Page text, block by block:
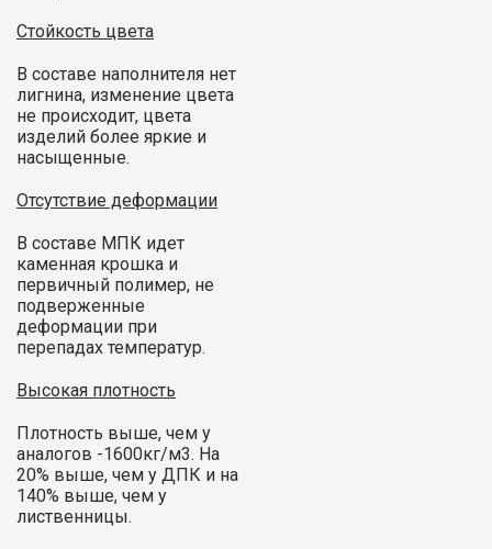
Стойкость цвета
В составе наполнителя нет
лигнина, изменение цвета
не происходит, цвета
изделий более яркие и
насыщенные.
Отсутствие деформации
В составе МПК идет
каменная крошка и
первичный полимер, не
подверженные
деформации при
перепадах температур.
Высокая плотность
Плотность выше, чем у
аналогов -1600кг/м3. На
20% выше, чем у ДПК и на
140% выше, чем у
лиственницы.